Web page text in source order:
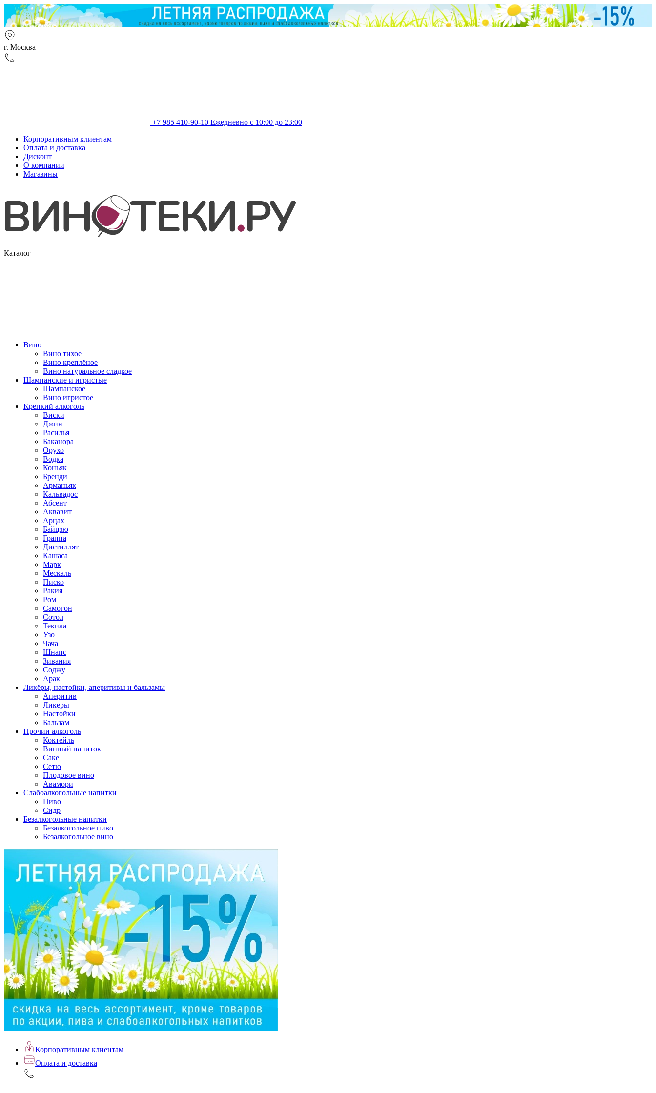
г. Москва
+7 985 410-90-10 Ежедневно с 10:00 до 23:00
Корпоративным клиентам
Оплата и доставка
Дисконт
О компании
Магазины
Каталог
Вино
Вино тихое
Вино креплёное
Вино натуральное сладкое
Шампанские и игристые
Шампанское
Вино игристое
Крепкий алкоголь
Виски
Джин
Расилья
Баканора
Орухо
Водка
Коньяк
Бренди
Арманьяк
Кальвадос
Абсент
Аквавит
Арцах
Байцзю
Граппа
Дистиллят
Кашаса
Марк
Мескаль
Писко
Ракия
Ром
Самогон
Сотол
Текила
Узо
Чача
Шнапс
Зивания
Соджу
Арак
Ликёры, настойки, аперитивы и бальзамы
Аперитив
Ликеры
Настойки
Бальзам
Прочий алкоголь
Коктейль
Винный напиток
Саке
Сетю
Плодовое вино
Авамори
Слабоалкогольные напитки
Пиво
Сидр
Безалкогольные напитки
Безалкогольное пиво
Безалкогольное вино
Корпоративным клиентам
Оплата и доставка